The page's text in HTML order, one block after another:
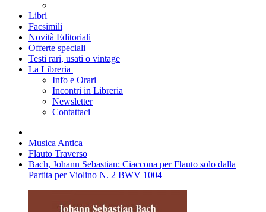
Libri
Facsimili
Novità Editoriali
Offerte speciali
Testi rari, usati o vintage
La Libreria
Info e Orari
Incontri in Libreria
Newsletter
Contattaci
Musica Antica
Flauto Traverso
Bach, Johann Sebastian: Ciaccona per Flauto solo dalla
Partita per Violino N. 2 BWV 1004